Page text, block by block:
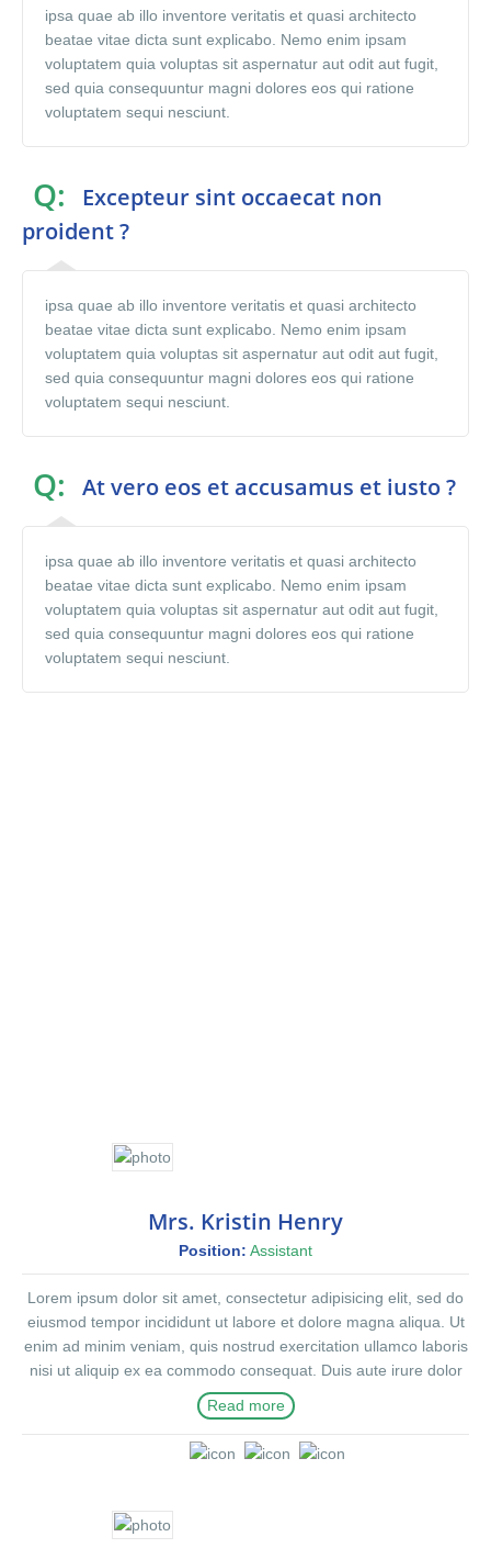
ipsa quae ab illo inventore veritatis et quasi architecto
beatae vitae dicta sunt explicabo. Nemo enim ipsam
voluptatem quia voluptas sit aspernatur aut odit aut fugit,
sed quia consequuntur magni dolores eos qui ratione
voluptatem sequi nesciunt.
Q:
Excepteur sint occaecat non
proident ?
ipsa quae ab illo inventore veritatis et quasi architecto
beatae vitae dicta sunt explicabo. Nemo enim ipsam
voluptatem quia voluptas sit aspernatur aut odit aut fugit,
sed quia consequuntur magni dolores eos qui ratione
voluptatem sequi nesciunt.
Q: At vero eos et accusamus et iusto ?
ipsa quae ab illo inventore veritatis et quasi architecto
beatae vitae dicta sunt explicabo. Nemo enim ipsam
voluptatem quia voluptas sit aspernatur aut odit aut fugit,
sed quia consequuntur magni dolores eos qui ratione
voluptatem sequi nesciunt.
Mrs. Kristin Henry
Position: Assistant
Lorem ipsum dolor sit amet, consectetur adipisicing elit, sed do
eiusmod tempor incididunt ut labore et dolore magna aliqua. Ut
enim ad minim veniam, quis nostrud exercitation ullamco laboris
nisi ut aliquip ex ea commodo consequat. Duis aute irure dolor
in reprehenderit in voluptte velit. Lorem ipsum dolor sit amet,
consectetur adipisicing elit, sed do eiusmod tempor incididunt ut
labore et dolore magna aliqua. Ut enim ad minim veniam, quis
voluptate velit.Lorem ipsum dolor amet laboris consectetur
adipisicing elit, sed do eiusmod tempor incididunt ut labore et
Read more